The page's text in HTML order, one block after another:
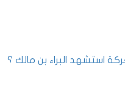
استشهد البراء بن مالك ؟